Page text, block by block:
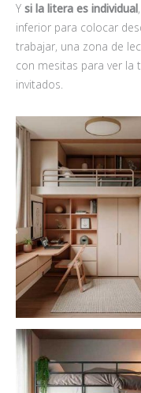
Y si la litera es individual
inferior para colocar
trabajar, una zona de
con mesitas para ver la
invitados.